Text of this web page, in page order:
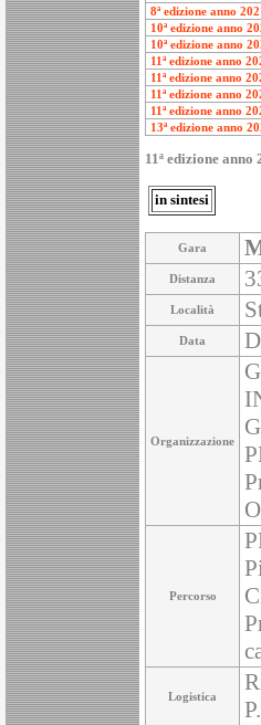
8ª edizione anno
10ª edizione anno
10ª edizione anno
11ª edizione anno
11ª edizione anno
11ª edizione anno
11ª edizione anno
13ª edizione anno
11ª edizione anno
in sintesi
Gara
Distanza
Località
Data
Organizzazione
Percorso
Logistica